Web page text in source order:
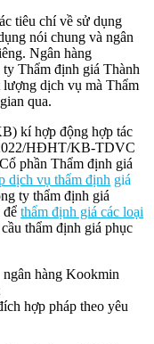
tiêu chí về sử dụng
nói chung và ngân
Ngân hàng
Thẩm định giá Thành
dịch vụ mà Thẩm
qua.
kí hợp động hợp tác
HĐHT/KB-TDVC
phần Thẩm định giá
dịch vụ thẩm định giá
ty thẩm định giá
thẩm định giá các loại
thẩm định giá phục
ngân hàng Kookmin
hợp pháp theo yêu